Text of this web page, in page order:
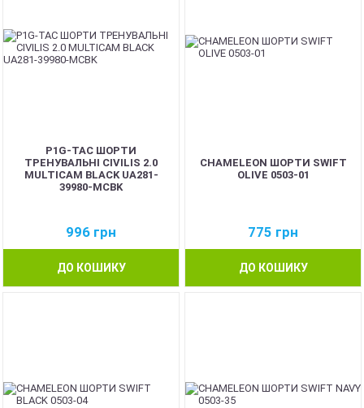
P1G-TAC ШОРТИ
ТРЕНУВАЛЬНІ CIVILIS 2.0
MULTICAM BLACK UA281-
39980-MCBK
996 грн
ДО КОШИКУ
CHAMELEON ШОРТИ SWIFT
OLIVE 0503-01
775 грн
ДО КОШИКУ